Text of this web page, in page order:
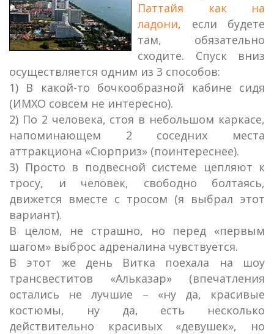
Паттайя как на
ладони, если будете
там, обязательно
сходите. Спуск вниз
осуществляется одним из 3 способов:
1) В какой-то бочкообразной кабине сидя
(ИМХО совсем не интересно).
2) По 2 человека, стоя в небольшом каркасе,
напоминающем 2 соседних места
аттракциона «Сюрприз» (поинтереснее).
3) Просто в подвесной системе цепляют к
тросу, и человек, свободно болтаясь,
движется вместе с тросом (я выбрал этот
вариант).
В целом, не страшно, но перед «первым
шагом» выброс адреналина чувствуется.
В этот же день Витка поехала на шоу
трансвеститов «Альказар» (впечатления
остались не лучшие – «ну да, красивые
костюмы, ну да, есть несколько
действительно красивых «девушек», но